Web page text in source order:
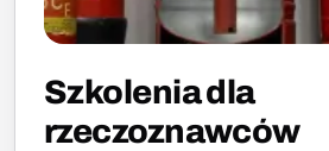
Szkolenia dla
rzeczoznawców